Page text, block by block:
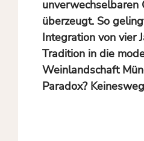
unverwechselbaren
überzeugt. So
Integration von vier
Tradition in die
Weinlandschaft
Paradox?